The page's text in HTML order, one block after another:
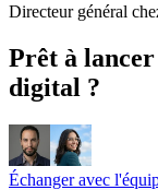
Directeur général
Prêt à
digital ?
Échanger avec